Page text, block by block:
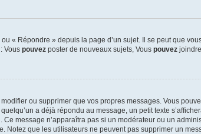
« Répondre » depuis la page d’un sujet. Il se peut que
Vous pouvez poster de nouveaux sujets, Vous pouvez
ou supprimer que vos propres messages. Vous
a déjà répondu au message, un petit texte
message n’apparaîtra pas si un modérateur ou un
Notez que les utilisateurs ne peuvent pas supprimer un